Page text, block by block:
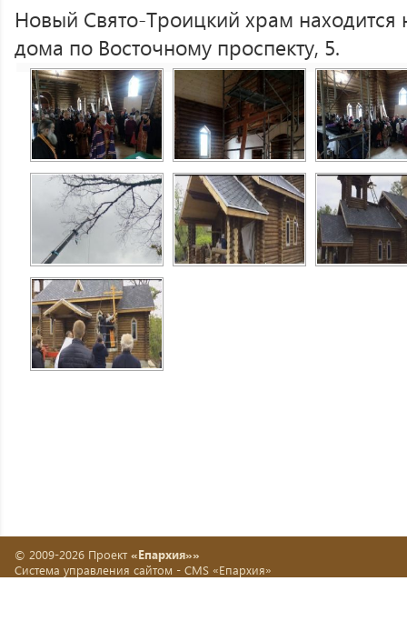
Новый Свято-Троицкий храм находится
дома по Восточному проспекту, 5.
© 2009-2026 Проект «Епархия»»
Система управления сайтом - CMS «Епархия»